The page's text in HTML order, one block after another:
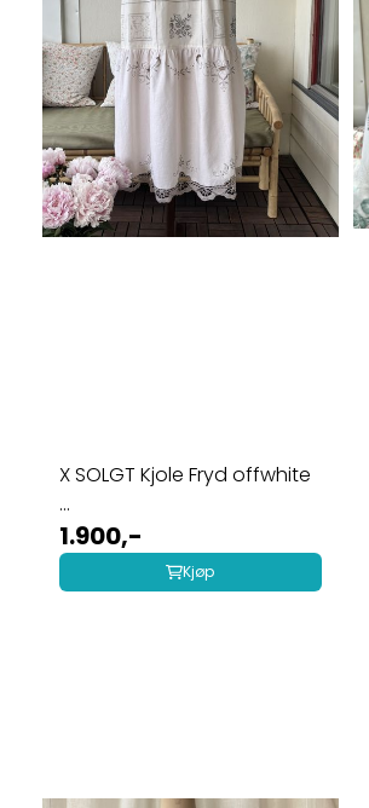
X SOLGT Kjole Fryd offwhite
...
1.900,-
Kjøp